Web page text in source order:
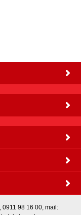
98 16 00, mail: